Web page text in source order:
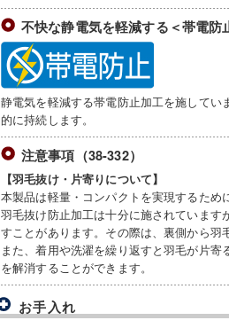
不快な静電気を軽減する＜帯電防
静電気を軽減する帯電防止加工を施してい
的に持続します。
注意事項（38-332）
【羽毛抜け・片寄りについて】
本製品は軽量・コンパクトを実現するため
羽毛抜け防止加工は十分に施されていま
すことがあります。その際は、裏側から羽
また、着用や洗濯を繰り返すと羽毛が片
を解消することができます。
お手入れ